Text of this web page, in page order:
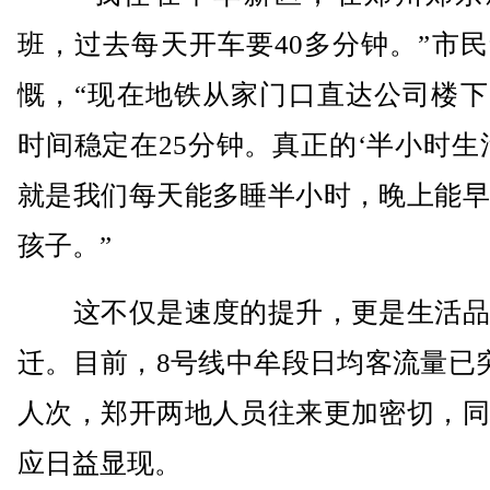
班，过去每天开车要40多分钟。”市
慨，“现在地铁从家门口直达公司楼
时间稳定在25分钟。真正的‘半小时生
就是我们每天能多睡半小时，晚上能
孩子。”
这不仅是速度的提升，更是生活
迁。目前，8号线中牟段日均客流量已
人次，郑开两地人员往来更加密切，
应日益显现。